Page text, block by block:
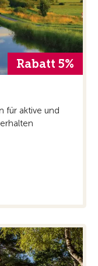
Rabatt 5%
für aktive und